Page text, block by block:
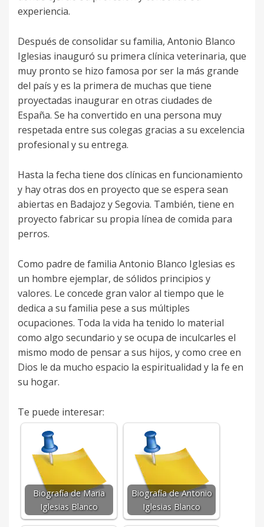
experiencia.
Después de consolidar su familia, Antonio Blanco
Iglesias inauguró su primera clínica veterinaria, que
muy pronto se hizo famosa por ser la más grande
del país y es la primera de muchas que tiene
proyectadas inaugurar en otras ciudades de
España. Se ha convertido en una persona muy
respetada entre sus colegas gracias a su excelencia
profesional y su entrega.
Hasta la fecha tiene dos clínicas en funcionamiento
y hay otras dos en proyecto que se espera sean
abiertas en Badajoz y Segovia. También, tiene en
proyecto fabricar su propia línea de comida para
perros.
Como padre de familia Antonio Blanco Iglesias es
un hombre ejemplar, de sólidos principios y
valores. Le concede gran valor al tiempo que le
dedica a su familia pese a sus múltiples
ocupaciones. Toda la vida ha tenido lo material
como algo secundario y se ocupa de inculcarles el
mismo modo de pensar a sus hijos, y como cree en
Dios le da mucho espacio la espiritualidad y la fe en
su hogar.
Te puede interesar:
Biografía de Maria
Iglesias Blanco
Biografía de Antonio
Iglesias Blanco